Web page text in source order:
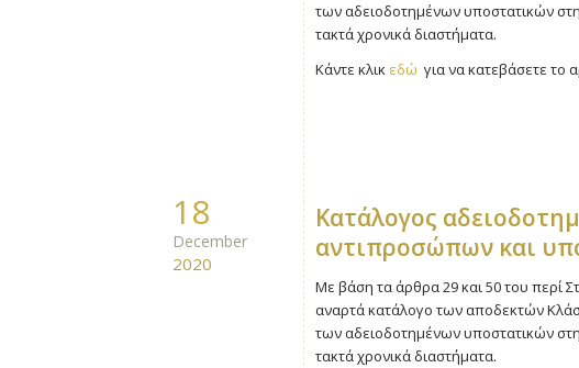
των αδειοδοτημένων υποστατικών
τακτά χρονικά διαστήματα.
Κάντε κλικ εδώ για να κατεβάσετε το
18
December
2020
Kατάλογος
αντιπροσώπων και
Με βάση τα άρθρα 29 και 50 του περί
αναρτά κατάλογο των αποδεκτών
των αδειοδοτημένων υποστατικών
τακτά χρονικά διαστήματα.